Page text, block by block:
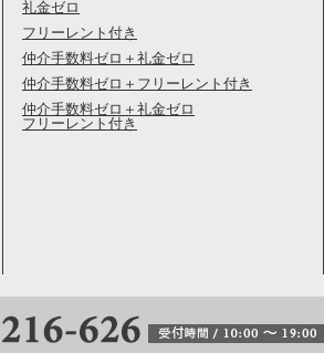
礼金ゼロ
フリーレント付き
仲介手数料ゼロ＋礼金ゼロ
仲介手数料ゼロ＋フリーレント付き
仲介手数料ゼロ＋礼金ゼロ
フリーレント付き